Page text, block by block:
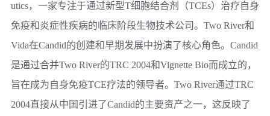
utics，一家专注于通过新型T细胞结合剂（TCEs）治疗自身
免疫和炎症性疾病的临床阶段生物技术公司。Two River和
Vida在Candid的创建和早期发展中扮演了核心角色。Candid
是通过合并Two River的TRC 2004和Vignette Bio而成立的，
旨在成为自身免疫TCE疗法的领导者。Two River通过TRC
2004直接从中国引进了Candid的主要资产之一，这反映了